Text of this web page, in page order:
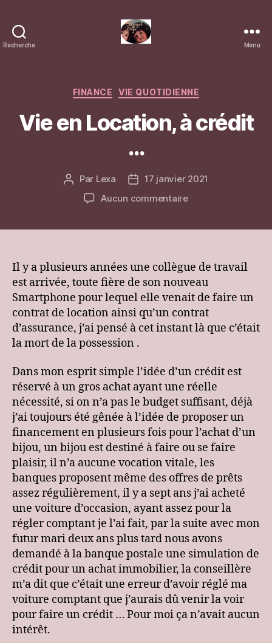
Recherche
Elfe
Menu
Catégories
FINANCE VIE QUOTIDIENNE
Vie en Location, à crédit
…
Auteur
l’article
Par Lexa
Date17 janvier 2021
Aucun commentairesur
crédit
…
Il y a plusieurs années une collègue de travail
est arrivée, toute fière de son nouveau
Smartphone pour lequel elle venait de faire un
contrat de location ainsi qu’un contrat
d’assurance, j’ai pensé à cet instant là que c’était
la mort de la possession .
Dans mon esprit simple l’idée d’un crédit est
réservé à un gros achat ayant une réelle
nécessité, si on n’a pas le budget suffisant, déjà
j’ai toujours été gênée à l’idée de proposer un
financement en plusieurs fois pour l’achat d’un
bijou, un bijou est destiné à faire ou se faire
plaisir, il n’a aucune vocation vitale, les
banques proposent même des offres de prêts
assez régulièrement, il y a sept ans j’ai acheté
une voiture d’occasion, ayant assez pour la
régler comptant je l’ai fait, par la suite avec mon
futur mari deux ans plus tard nous avons
demandé à la banque postale une simulation de
crédit pour un achat immobilier, la conseillère
m’a dit que c’était une erreur d’avoir réglé ma
voiture comptant que j’aurais dû venir la voir
pour faire un crédit … Pour moi ça n’avait aucun
intérêt.